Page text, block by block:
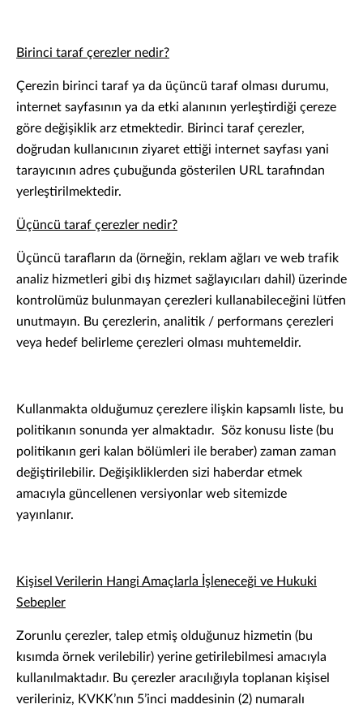
Birinci taraf çerezler nedir?
Çerezin birinci taraf ya da üçüncü taraf olması durumu,
internet sayfasının ya da etki alanının yerleştirdiği çereze
göre değişiklik arz etmektedir. Birinci taraf çerezler,
doğrudan kullanıcının ziyaret ettiği internet sayfası yani
tarayıcının adres çubuğunda gösterilen URL tarafından
yerleştirilmektedir.
Üçüncü taraf çerezler nedir?
Üçüncü tarafların da (örneğin, reklam ağları ve web trafik
analiz hizmetleri gibi dış hizmet sağlayıcıları dahil) üzerinde
kontrolümüz bulunmayan çerezleri kullanabileceğini lütfen
unutmayın. Bu çerezlerin, analitik / performans çerezleri
veya hedef belirleme çerezleri olması muhtemeldir.
Kullanmakta olduğumuz çerezlere ilişkin kapsamlı liste, bu
politikanın sonunda yer almaktadır. Söz konusu liste (bu
politikanın geri kalan bölümleri ile beraber) zaman zaman
değiştirilebilir. Değişikliklerden sizi haberdar etmek
amacıyla güncellenen versiyonlar web sitemizde
yayınlanır.
Kişisel Verilerin Hangi Amaçlarla İşleneceği ve Hukuki
Sebepler
Zorunlu çerezler, talep etmiş olduğunuz hizmetin (bu
kısımda örnek verilebilir) yerine getirilebilmesi amacıyla
kullanılmaktadır. Bu çerezler aracılığıyla toplanan kişisel
verileriniz, KVKK’nın 5’inci maddesinin (2) numaralı